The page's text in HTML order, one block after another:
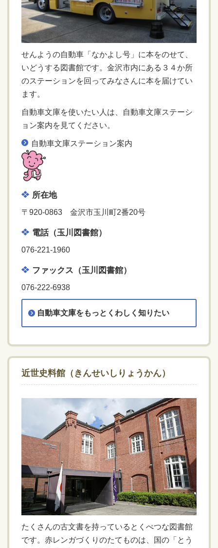
せんようの自動車「なかよし号」に本をのせて、
いどうする図書館です。金沢市内にある３４か所
のステーションを回ってみなさんに本を届けてい
ます。
自動車文庫を使いたい人は、自動車文庫ステーシ
ョン案内を見てください。
自動車文庫ステーション案内
所在地
〒920-0863 金沢市玉川町2番20号
電話（玉川図書館）
076-221-1960
ファックス（玉川図書館）
076-222-6938
自動車文庫をもっとくわしく知りたい
近世史料館（きんせいしりょうかん）
たくさんの古文書を持っているとくべつな図書館
です。赤レンガづくりのたてものは、国の「とう